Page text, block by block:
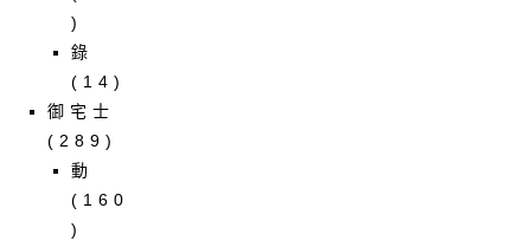
)
錄
(14)
御宅士
(289)
動
(160
)